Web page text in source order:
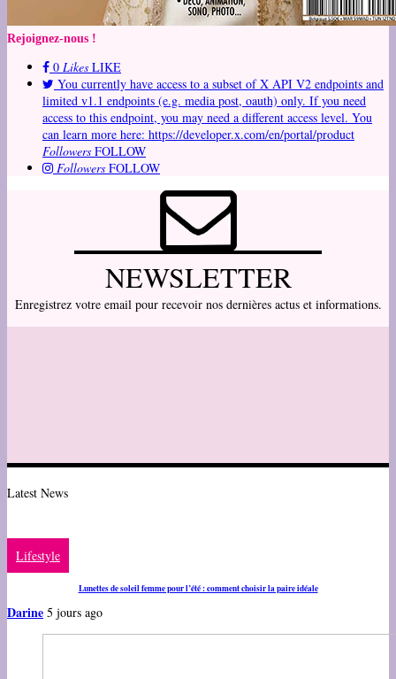
Rejoignez-nous !
0 Likes LIKE
You currently have access to a subset of X API V2 endpoints and
limited v1.1 endpoints (e.g. media post, oauth) only. If you need
access to this endpoint, you may need a different access level. You
can learn more here: https://developer.x.com/en/portal/product
Followers FOLLOW
Followers FOLLOW
NEWSLETTER
Enregistrez votre email pour recevoir nos dernières actus et informations.
Latest News
Lifestyle
Lunettes de soleil femme pour l’été : comment choisir la paire idéale
Darine 5 jours ago